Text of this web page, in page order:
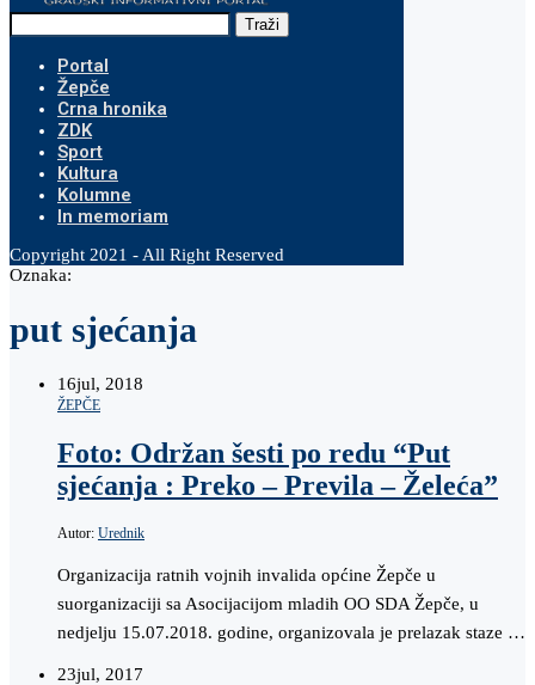
Traži
Portal
Žepče
Crna hronika
ZDK
Sport
Kultura
Kolumne
In memoriam
Copyright 2021 - All Right Reserved
Oznaka:
put sjećanja
16jul, 2018
ŽEPČE
Foto: Održan šesti po redu “Put
sjećanja : Preko – Previla – Želeća”
Autor: Urednik
Organizacija ratnih vojnih invalida općine Žepče u
suorganizaciji sa Asocijacijom mladih OO SDA Žepče, u
nedjelju 15.07.2018. godine, organizovala je prelazak staze …
23jul, 2017